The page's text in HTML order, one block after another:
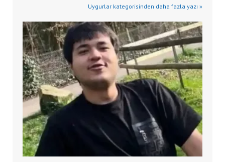
Uygurlar kategorisinden daha fazla yazı »